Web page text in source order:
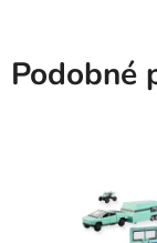
Podobné